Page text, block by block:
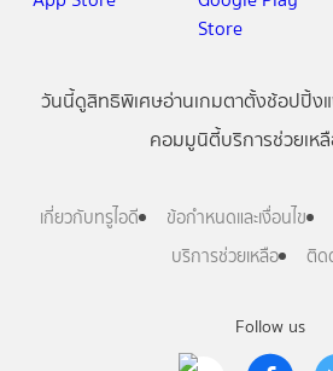
Follow us
วันนี้ดูสิทธิพิเศษอ่านเกมตาตั้งช้อปปิ้ง
คอมมูนิตี้บริการช่วยเห
เกี่ยวกับทรูไอดี ข้อกำหนดและเงื่อนไข
บริการช่วยเหลือ
ติด